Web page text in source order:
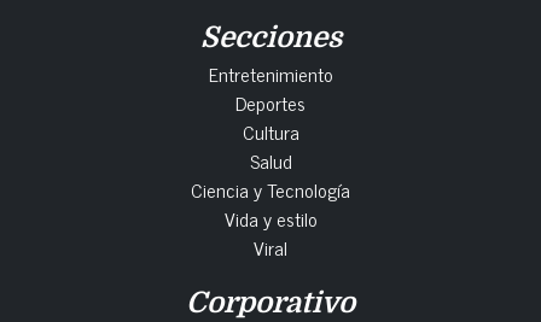
Secciones
Entretenimiento
Deportes
Cultura
Salud
Ciencia y Tecnología
Vida y estilo
Viral
Corporativo